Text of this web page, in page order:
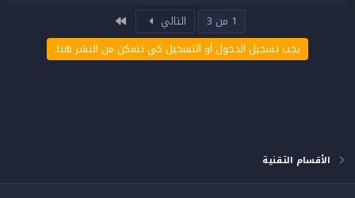
1 من 3 التالي
يجب تسجيل الدخول أو التسجيل كي تتمكن من النشر هنا.
الأقسام التقنية